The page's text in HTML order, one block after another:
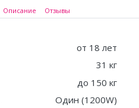
Описание Отзывы
от 18 лет
31 кг
до 150 кг
Один (1200W)